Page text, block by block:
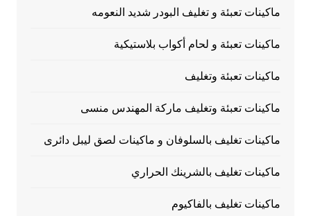
ماكينات تعبئة و تغليف البودر شديد النعومه
ماكينات تعبئة و لحام أكواب بلاستيكية
ماكينات تعبئة وتغليف
ماكينات تعبئة وتغليف ماركة المهندس منسى
ماكينات تغليف بالسلوفان و ماكينات لصق ليبل دائرى
ماكينات تغليف بالشرينك الحراري
ماكينات تغليف بالفاكيوم